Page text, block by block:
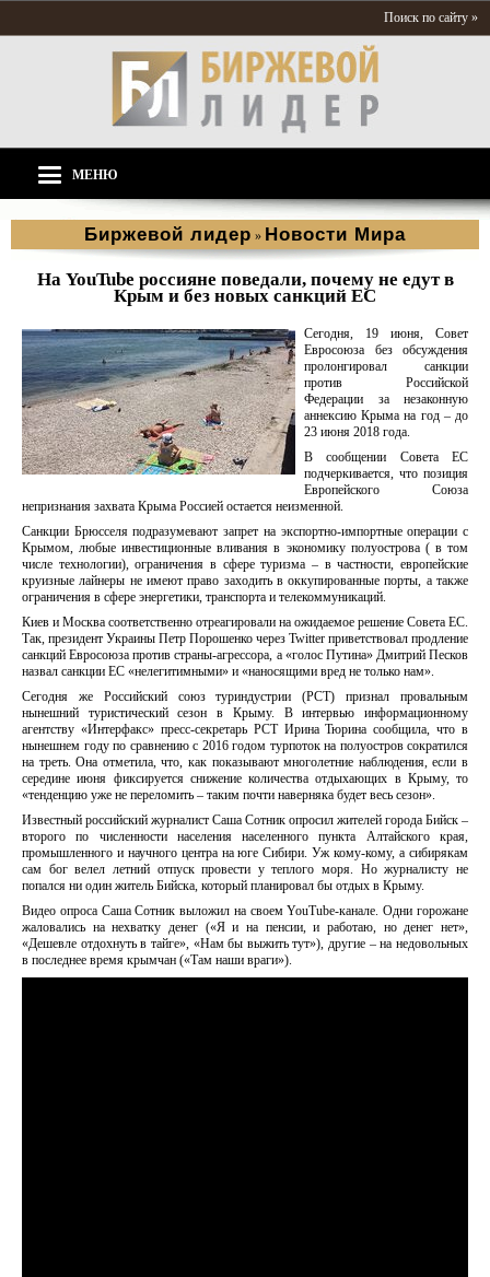
Поиск по сайту »
МЕНЮ
Биржевой лидер » Новости Мира
На YouTube россияне поведали, почему не едут в
Крым и без новых санкций ЕС
Сегодня, 19 июня, Совет
Евросоюза без обсуждения
пролонгировал санкции
против Российской
Федерации за незаконную
аннексию Крыма на год – до
23 июня 2018 года.
В сообщении Совета ЕС
подчеркивается, что позиция
Европейского Союза
непризнания захвата Крыма Россией остается неизменной.
Санкции Брюсселя подразумевают запрет на экспортно-импортные операции с
Крымом, любые инвестиционные вливания в экономику полуострова ( в том
числе технологии), ограничения в сфере туризма – в частности, европейские
круизные лайнеры не имеют право заходить в оккупированные порты, а также
ограничения в сфере энергетики, транспорта и телекоммуникаций.
Киев и Москва соответственно отреагировали на ожидаемое решение Совета ЕС.
Так, президент Украины Петр Порошенко через Twitter приветствовал продление
санкций Евросоюза против страны-агрессора, а «голос Путина» Дмитрий Песков
назвал санкции ЕС «нелегитимными» и «наносящими вред не только нам».
Сегодня же Российский союз туриндустрии (РСТ) признал провальным
нынешний туристический сезон в Крыму. В интервью информационному
агентству «Интерфакс» пресс-секретарь РСТ Ирина Тюрина сообщила, что в
нынешнем году по сравнению с 2016 годом турпоток на полуостров сократился
на треть. Она отметила, что, как показывают многолетние наблюдения, если в
середине июня фиксируется снижение количества отдыхающих в Крыму, то
«тенденцию уже не переломить – таким почти наверняка будет весь сезон».
Известный российский журналист Саша Сотник опросил жителей города Бийск –
второго по численности населения населенного пункта Алтайского края,
промышленного и научного центра на юге Сибири. Уж кому-кому, а сибирякам
сам бог велел летний отпуск провести у теплого моря. Но журналисту не
попался ни один житель Бийска, который планировал бы отдых в Крыму.
Видео опроса Саша Сотник выложил на своем YouTube-канале. Одни горожане
жаловались на нехватку денег («Я и на пенсии, и работаю, но денег нет»,
«Дешевле отдохнуть в тайге», «Нам бы выжить тут»), другие – на недовольных
в последнее время крымчан («Там наши враги»).